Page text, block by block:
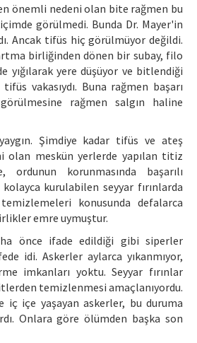
önemli nedeni olan bite rağmen bu
görülmedi. Bunda Dr. Mayer'in
Ancak tifüs hiç görülmüyor değildi.
birliğinden dönen bir subay, filo
yığılarak yere düşüyor ve bitlendiği
tifüs vakasıydı. Buna rağmen başarı
rağmen salgın haline
Şimdiye kadar tifüs ve ateş
olan meskün yerlerde yapılan titiz
ordunun korunmasında başarılı
kurulabilen seyyar fırınlarda
konusunda defalarca
emre uymuştur.
önce ifade edildiği gibi siperler
idi. Askerler aylarca yıkanmıyor,
imkanları yoktu. Seyyar fırınlar
temizlenmesi amaçlanıyordu.
iç içe yaşayan askerler, bu duruma
Onlara göre ölümden başka son